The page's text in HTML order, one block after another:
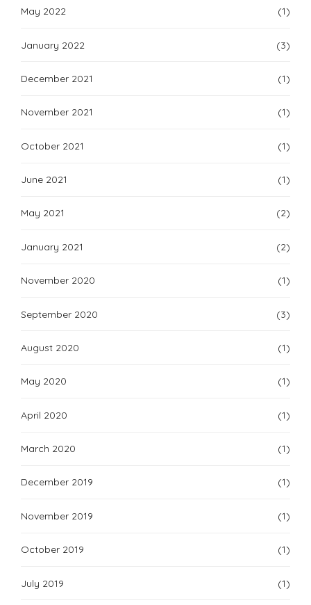
May 2022 (1)
January 2022 (3)
December 2021 (1)
November 2021 (1)
October 2021 (1)
June 2021 (1)
May 2021 (2)
January 2021 (2)
November 2020 (1)
September 2020 (3)
August 2020 (1)
May 2020 (1)
April 2020 (1)
March 2020 (1)
December 2019 (1)
November 2019 (1)
October 2019 (1)
July 2019 (1)